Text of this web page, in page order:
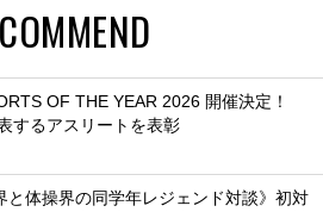
OF THE YEAR 2026 開催決定！
するアスリートを表彰
と体操界の同学年レジェンド対談》初対